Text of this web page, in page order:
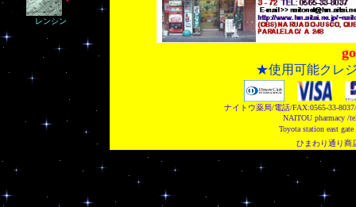
★使用可能クレ
ナイトウ薬局/電話/FAX:0565-33-
NAITOU pharmacy /
Toyota station east
ひまわり通り商
レンシン